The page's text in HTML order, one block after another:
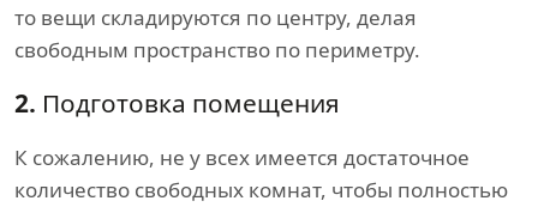
то вещи складируются по центру, делая
свободным пространство по периметру.
2. Подготовка помещения
К сожалению, не у всех имеется достаточное
количество свободных комнат, чтобы полностью